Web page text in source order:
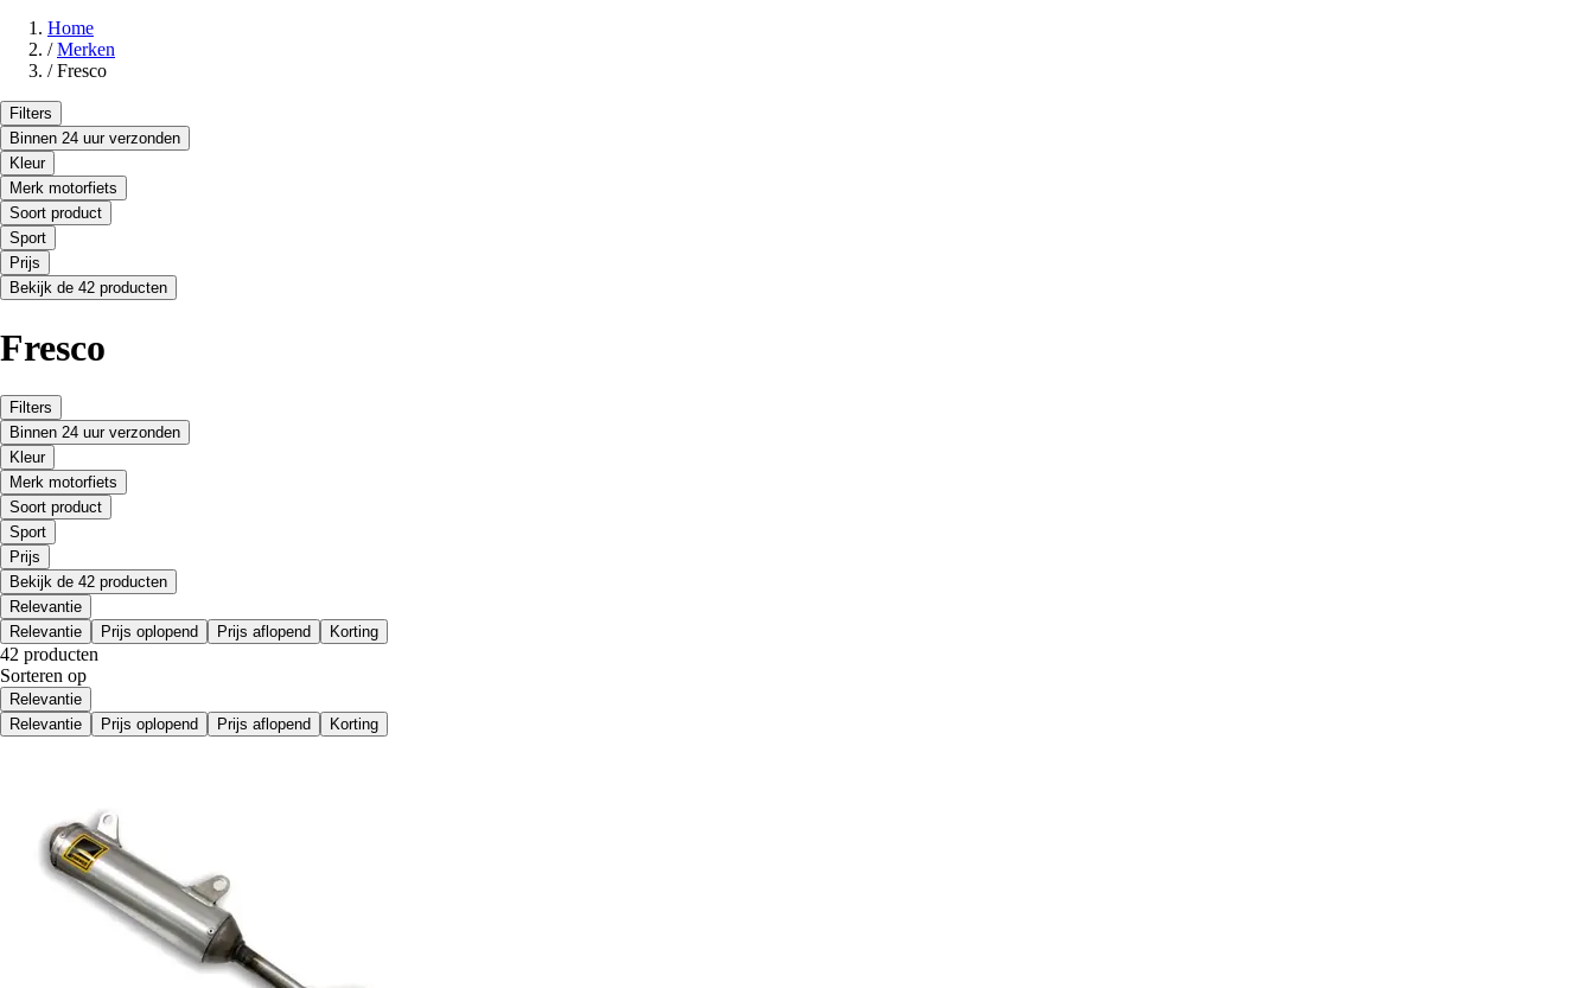
Home
/ Merken
/ Fresco
Filters
Binnen 24 uur verzonden
Kleur
Merk motorfiets
Soort product
Sport
Prijs
Bekijk de 42 producten
Fresco
Filters
Binnen 24 uur verzonden
Kleur
Merk motorfiets
Soort product
Sport
Prijs
Bekijk de 42 producten
Relevantie
Relevantie
Prijs oplopend Prijs aflopend Korting
42 producten
Sorteren op
Relevantie
Relevantie
Prijs oplopend Prijs aflopend Korting